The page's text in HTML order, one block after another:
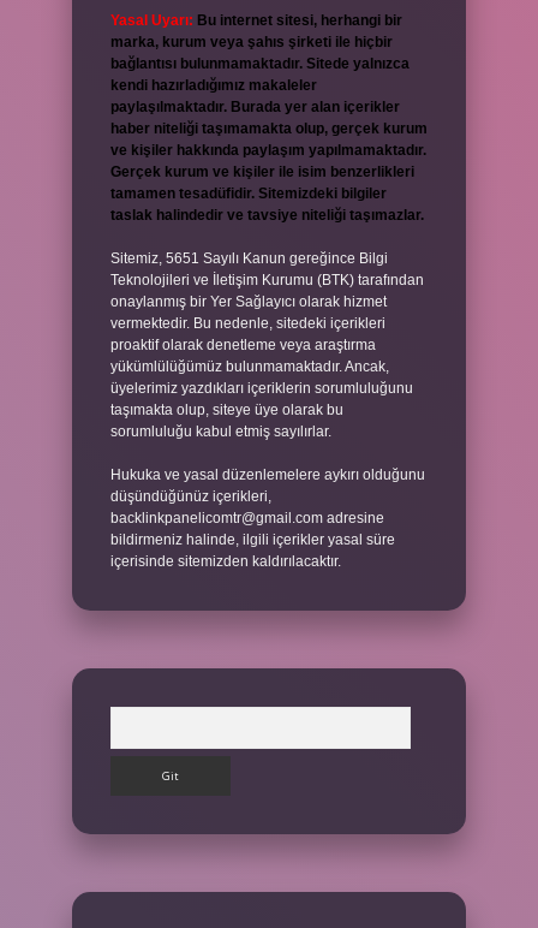
Yasal Uyarı: Bu internet sitesi, herhangi bir
marka, kurum veya şahıs şirketi ile hiçbir
bağlantısı bulunmamaktadır. Sitede yalnızca
kendi hazırladığımız makaleler
paylaşılmaktadır. Burada yer alan içerikler
haber niteliği taşımamakta olup, gerçek kurum
ve kişiler hakkında paylaşım yapılmamaktadır.
Gerçek kurum ve kişiler ile isim benzerlikleri
tamamen tesadüfidir. Sitemizdeki bilgiler
taslak halindedir ve tavsiye niteliği taşımazlar.
Sitemiz, 5651 Sayılı Kanun gereğince Bilgi
Teknolojileri ve İletişim Kurumu (BTK) tarafından
onaylanmış bir Yer Sağlayıcı olarak hizmet
vermektedir. Bu nedenle, sitedeki içerikleri
proaktif olarak denetleme veya araştırma
yükümlülüğümüz bulunmamaktadır. Ancak,
üyelerimiz yazdıkları içeriklerin sorumluluğunu
taşımakta olup, siteye üye olarak bu
sorumluluğu kabul etmiş sayılırlar.
Hukuka ve yasal düzenlemelere aykırı olduğunu
düşündüğünüz içerikleri,
backlinkpanelicomtr@gmail.com adresine
bildirmeniz halinde, ilgili içerikler yasal süre
içerisinde sitemizden kaldırılacaktır.